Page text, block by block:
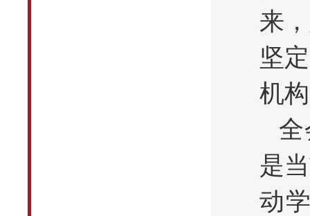
来
坚
机
是
动